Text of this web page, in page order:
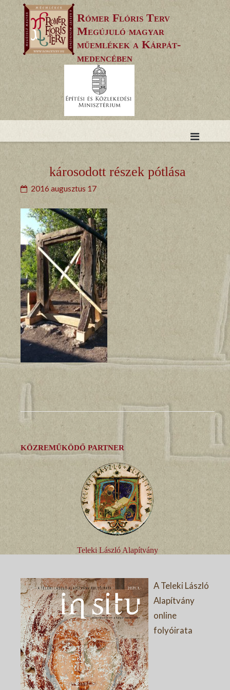
to
content
Rómer Flóris Terv
Megújuló magyar
műemlékek a Kárpát-
medencében
károsodott részek pótlása
2016 augusztus 17
KÖZREMŰKÖDŐ PARTNER
Teleki László Alapítvány
A Teleki László
Alapítvány
online
folyóirata